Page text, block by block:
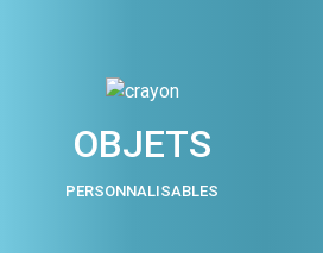
OBJETS
PERSONNALISABLES